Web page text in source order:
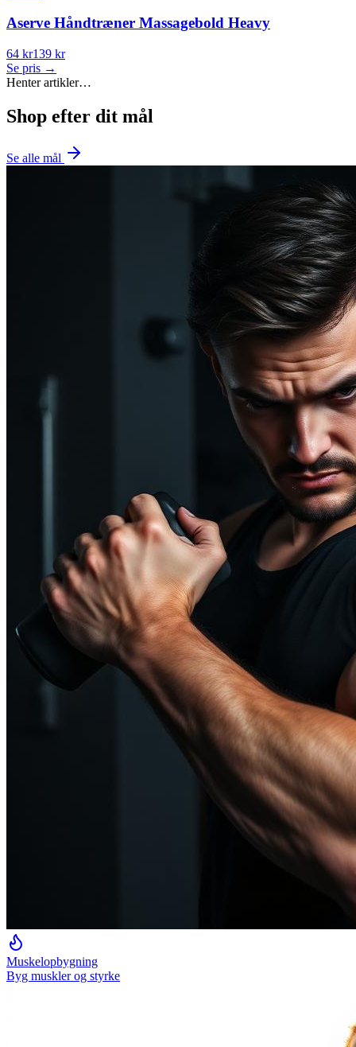
Aserve Håndtræner Massagebold Heavy
64 kr139 kr
Se pris →
Henter artikler…
Shop efter dit mål
Se alle mål
Muskelopbygning
Byg muskler og styrke